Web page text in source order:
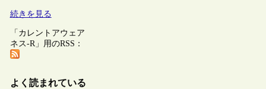
続きを見る
「カレントアウェア
ネス-R」用のRSS：
よく読まれている